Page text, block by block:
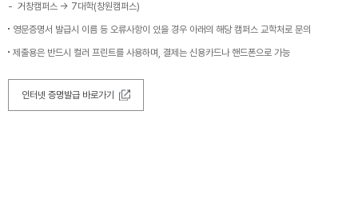
거창캠퍼스 → 7대학(창원캠퍼스)
영문증명서 발급시 이름 등 오류사항이 있을 경우 아래의 해당 캠퍼스 교학처로 문의
제출용은 반드시 컬러 프린트를 사용하며, 결제는 신용카드나 핸드폰으로 가능
인터넷 증명발급 바로가기